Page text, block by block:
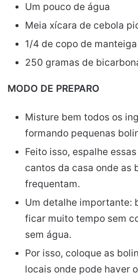
Um pouco de água
Meia xícara de cebola
1/4 de copo de manteiga
250 gramas de
MODO DE PREPARO
Misture bem todos os
formando pequenas
Feito isso, espalhe
cantos da casa onde as
frequentam.
Um detalhe importante:
ficar muito tempo sem
sem água.
Por isso, coloque as
locais onde pode haver